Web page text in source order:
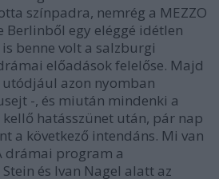
színpadra, nemrég a MEZZO
Berlinből egy eléggé idétlen
benne volt a salzburgi
előadások felelőse. Majd
azon nyomban
-, és miután mindenki a
hatásszünet után, pár nap
a következő intendáns. Mi van
drámai program a
és Ivan Nagel alatt az